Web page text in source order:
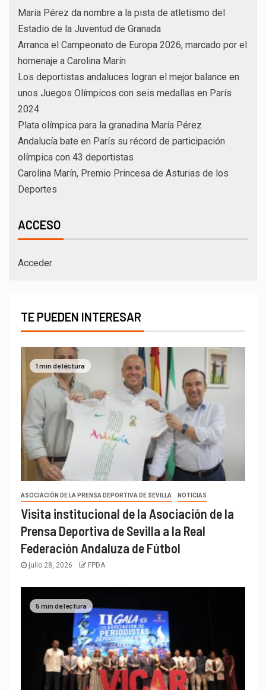
María Pérez da nombre a la pista de atletismo del
Estadio de la Juventud de Granada
Arranca el Campeonato de Europa 2026, marcado por el
homenaje a Carolina Marín
Los deportistas andaluces logran el mejor balance en
unos Juegos Olímpicos con seis medallas en París
2024
Plata olímpica para la granadina María Pérez
Andalucía bate en París su récord de participación
olímpica con 43 deportistas
Carolina Marín, Premio Princesa de Asturias de los
Deportes
ACCESO
Acceder
TE PUEDEN INTERESAR
1 min de lectura
ASOCIACIÓN DE LA PRENSA DEPORTIVA DE SEVILLA NOTICIAS
Visita institucional de la Asociación de la
Prensa Deportiva de Sevilla a la Real
Federación Andaluza de Fútbol
julio 28, 2026 FPDA
5 min de lectura